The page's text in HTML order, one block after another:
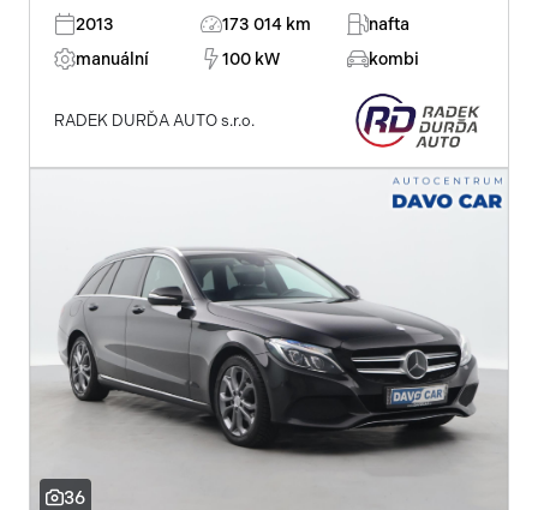
2013 173 014 km
nafta
manuální
100 kW kombi
RADEK DURĎA AUTO s.r.o.
36